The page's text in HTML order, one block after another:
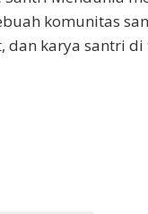
komunitas
dan karya santri